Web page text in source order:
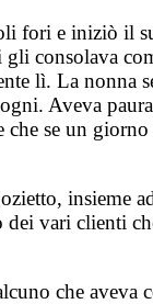
fori e iniziò
consolava
lì. La nonna
Aveva
se un
insieme
vari clienti
che aveva